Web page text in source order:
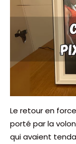
Le retour en
porté par la
qui avaient